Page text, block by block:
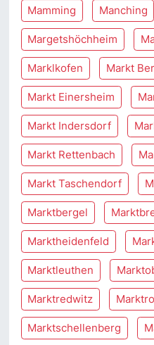
Mamming Manching
Margetshöchheim
Marklkofen Markt
Markt Einersheim
Markt Indersdorf
Markt Rettenbach
Markt Taschendorf
Marktbergel
Marktheidenfeld
Marktleuthen
Marktredwitz
Marktschellenberg